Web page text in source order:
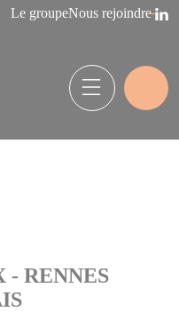
Le groupeNous rejoindre
- RENNES